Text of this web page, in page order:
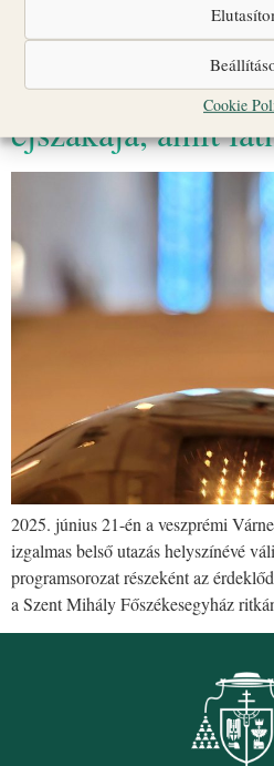
Cookie
izgalmas belső utazás helyszínévé
programsorozat részeként […]
Fény és csend
éjszakája, amit
2025. június 21-én a veszprémi
izgalmas belső utazás helyszínévé
programsorozat részeként az
a Szent Mihály Főszékesegyház